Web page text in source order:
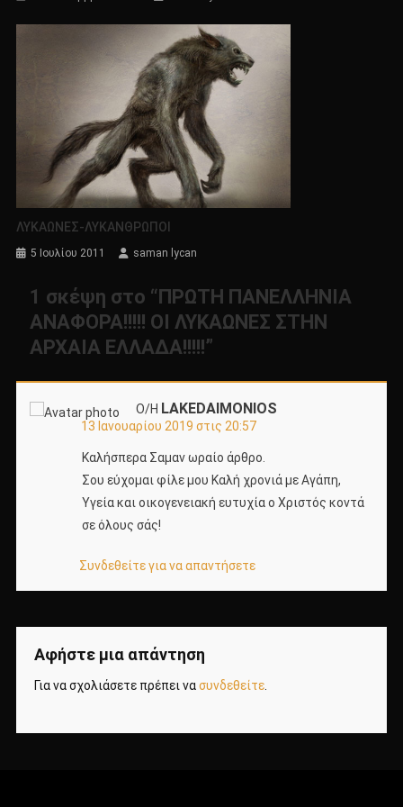
ΛΥΚΑΩΝΕΣ-ΛΥΚΑΝΘΡΩΠΟΙ
5 Ιουλίου 2011 saman lycan
1 σκέψη στο “ΠΡΩΤΗ ΠΑΝΕΛΛΗΝΙΑ
ΑΝΑΦΟΡΑ!!!!! ΟΙ ΛΥΚΑΩΝΕΣ ΣΤΗΝ
ΑΡΧΑΙΑ ΕΛΛΑΔΑ!!!!!”
Ο/Η LAKEDAIMONIOS
13 Ιανουαρίου 2019 στις 20:57
Καλήσπερα Σαμαν ωραίο άρθρο.
Σου εύχομαι φίλε μου Καλή χρονιά με Αγάπη,
Υγεία και οικογενειακή ευτυχία ο Χριστός κοντά
σε όλους σάς!
Συνδεθείτε για να απαντήσετε
Αφήστε μια απάντηση
Για να σχολιάσετε πρέπει νασυνδεθείτε.